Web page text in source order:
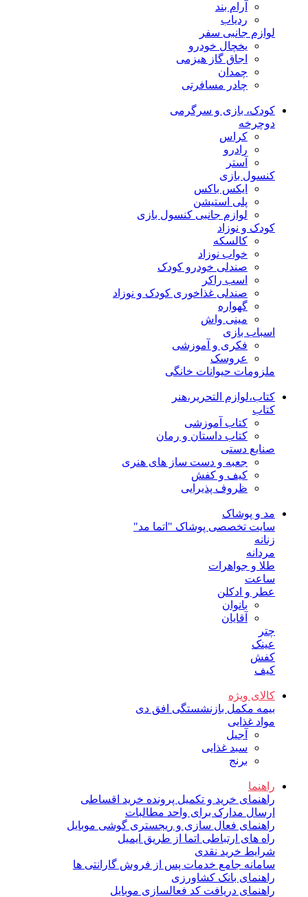
آرام بند
ردیاب
لوازم جانبی سفر
یخچال خودرو
اجاق گاز هیزمی
چمدان
چادر مسافرتی
کودک، بازی و سرگرمی
دوچرخه
کراس
رادرو
آستر
کنسول بازی
ایکس باکس
پلی استیشن
لوازم جانبی کنسول بازی
کودک و نوزاد
کالسکه
خواب نوزاد
صندلی خودرو کودک
اسب راکر
صندلی غذاخوری کودک و نوزاد
گهواره
مینی واش
اسباب بازی
فکری و آموزشی
عروسک
ملزومات حیوانات خانگی
کتاب،لوازم التحریر،هنر
کتاب
کتاب آموزشی
کتاب داستان و رمان
صنایع دستی
جعبه و دست ساز های هنری
کیف و کفش
ظروف پذیرایی
مد و پوشاک
سایت تخصصی پوشاک "اتما مد"
زنانه
مردانه
طلا و جواهرات
ساعت
عطر و ادکلن
بانوان
آقایان
چتر
عینک
کفش
کیف
کالای ویژه
بیمه مکمل بازنشستگی افق دی
مواد غذایی
آجیل
سبد غذایی
برنج
راهنما
راهنمای خرید و تکمیل پرونده خرید اقساطی
ارسال مدارک برای واحد مطالبات
راهنمای فعال سازی و ریجستری گوشی موبایل
راه های ارتباطی اتما از طریق ایمیل
شرایط خرید نقدی
سامانه جامع خدمات پس از فروش گارانتی ها
راهنمای بانک کشاورزی
راهنمای دریافت کد فعالسازی موبایل